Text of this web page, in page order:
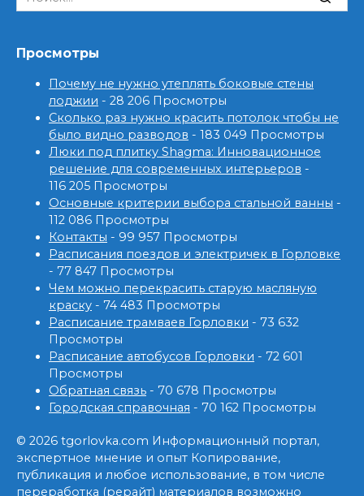
for:
Просмотры
Почему не нужно утеплять боковые стены
лоджии - 28 206 Просмотры
Сколько раз нужно красить потолок чтобы не
было видно разводов - 183 049 Просмотры
Люки под плитку Shagma: Инновационное
решение для современных интерьеров -
116 205 Просмотры
Основные критерии выбора стальной ванны -
112 086 Просмотры
Контакты - 99 957 Просмотры
Расписания поездов и электричек в Горловке
- 77 847 Просмотры
Чем можно перекрасить старую масляную
краску - 74 483 Просмотры
Расписание трамваев Горловки - 73 632
Просмотры
Расписание автобусов Горловки - 72 601
Просмотры
Обратная связь - 70 678 Просмотры
Городская справочная - 70 162 Просмотры
© 2026 tgorlovka.com Информационный портал,
экспертное мнение и опыт Копирование,
публикация и любое использование, в том числе
переработка (рерайт) материалов возможно